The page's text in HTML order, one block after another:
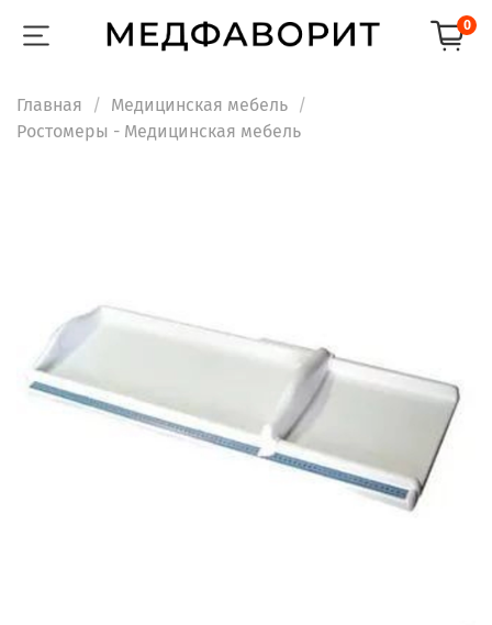
0
Главная
Медицинская мебель
Ростомеры - Медицинская мебель